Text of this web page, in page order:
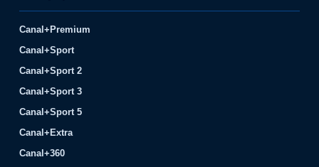
Canal+Premium
Canal+Sport
Canal+Sport 2
Canal+Sport 3
Canal+Sport 5
Canal+Extra
Canal+360